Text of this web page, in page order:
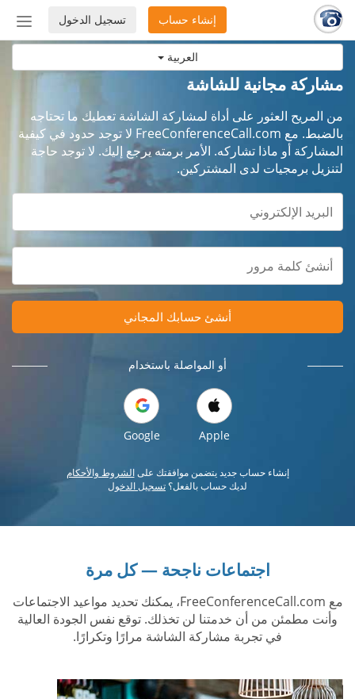
العربية
أو
تسجيل الدخول إنشاء حساب
مشاركة مجانية للشاشة
من المريح العثور على أداة لمشاركة الشاشة تعطيك ما تحتاجه
بالضبط. مع FreeConferenceCall.com لا توجد حدود في كيفية
المشاركة أو ماذا تشاركه. الأمر برمته يرجع إليك. لا توجد حاجة
لتنزيل برمجيات لدى المشتركين.
أنشئ حسابك المجاني
أو المواصلة باستخدام
Apple
Google
إنشاء حساب جديد يتضمن موافقتك علىالشروط والأحكام
لديك حساب بالفعل؟ تسجيل الدخول
اجتماعات ناجحة — كل مرة
مع FreeConferenceCall.com، يمكنك تحديد مواعيد الاجتماعات
وأنت مطمئن من أن خدمتنا لن تخذلك. توقع نفس الجودة العالية
في تجربة مشاركة الشاشة مرارًا وتكرارًا.